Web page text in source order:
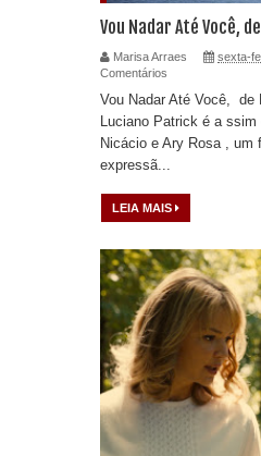
Vou Nadar Até Você,
Marisa Arraes
sexta-
Comentários
Vou Nadar Até Você, de
Luciano Patrick é a
Nicácio e Ary Rosa , um
expressã...
LEIA MAIS